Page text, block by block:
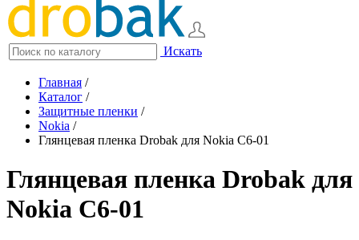
Искать
Главная /
Каталог /
Защитные пленки /
Nokia /
Глянцевая пленка Drobak для Nokia C6-01
Глянцевая пленка Drobak для
Nokia C6-01